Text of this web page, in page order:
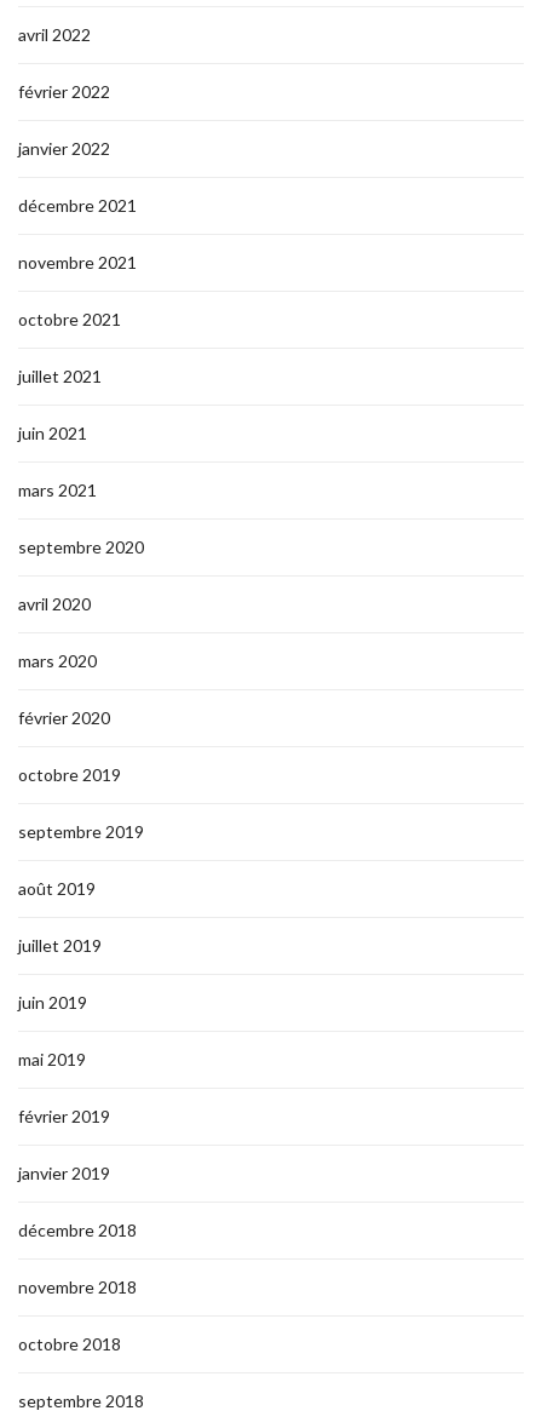
avril 2022
février 2022
janvier 2022
décembre 2021
novembre 2021
octobre 2021
juillet 2021
juin 2021
mars 2021
septembre 2020
avril 2020
mars 2020
février 2020
octobre 2019
septembre 2019
août 2019
juillet 2019
juin 2019
mai 2019
février 2019
janvier 2019
décembre 2018
novembre 2018
octobre 2018
septembre 2018